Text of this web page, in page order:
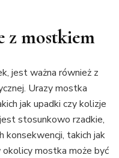
z mostkiem
jest ważna również z
Urazy mostka
jak upadki czy kolizje
stosunkowo rzadkie,
konsekwencji, takich jak
okolicy mostka może być